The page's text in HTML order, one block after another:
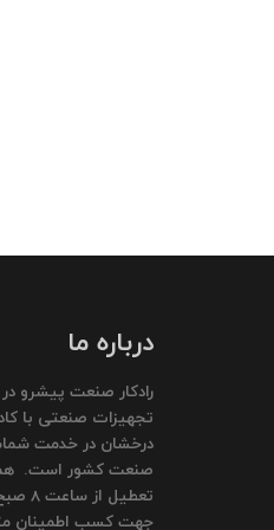
درباره ما
رادکار صنعت پیشرو
تجهیزات صنعتی با
صنعت کشور است.
جهت کسب اطمینان